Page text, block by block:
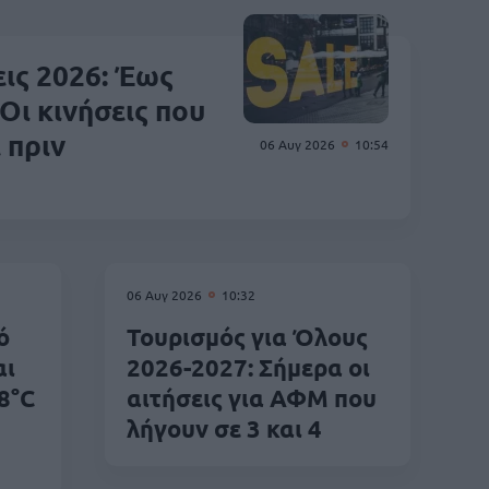
06 Αυγ 2026 10:54
2026: Έως
κινήσεις που
06 Αυγ 2026 10:32
Τουρισμός για Όλους
2026-2027: Σήμερα οι
αιτήσεις για ΑΦΜ που
λήγουν σε 3 και 4